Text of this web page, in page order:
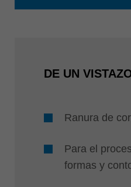
DE UN
Ranura de
Para el
formas y